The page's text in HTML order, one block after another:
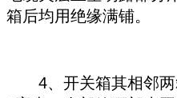
箱后均用绝缘满铺。
4、开关箱其相邻两